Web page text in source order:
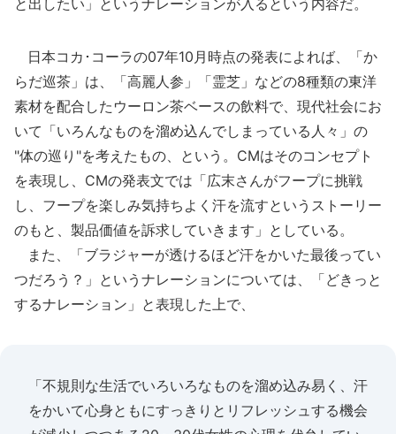
と出したい」というナレーションが入るという内容だ。
日本コカ･コーラの07年10月時点の発表によれば、「か
らだ巡茶」は、「高麗人参」「霊芝」などの8種類の東洋
素材を配合したウーロン茶ベースの飲料で、現代社会にお
いて「いろんなものを溜め込んでしまっている人々」の
"体の巡り"を考えたもの、という。CMはそのコンセプト
を表現し、CMの発表文では「広末さんがフープに挑戦
し、フープを楽しみ気持ちよく汗を流すというストーリー
のもと、製品価値を訴求していきます」としている。
また、「ブラジャーが透けるほど汗をかいた最後ってい
つだろう？」というナレーションについては、「どきっと
するナレーション」と表現した上で、
「不規則な生活でいろいろなものを溜め込み易く、汗
をかいて心身ともにすっきりとリフレッシュする機会